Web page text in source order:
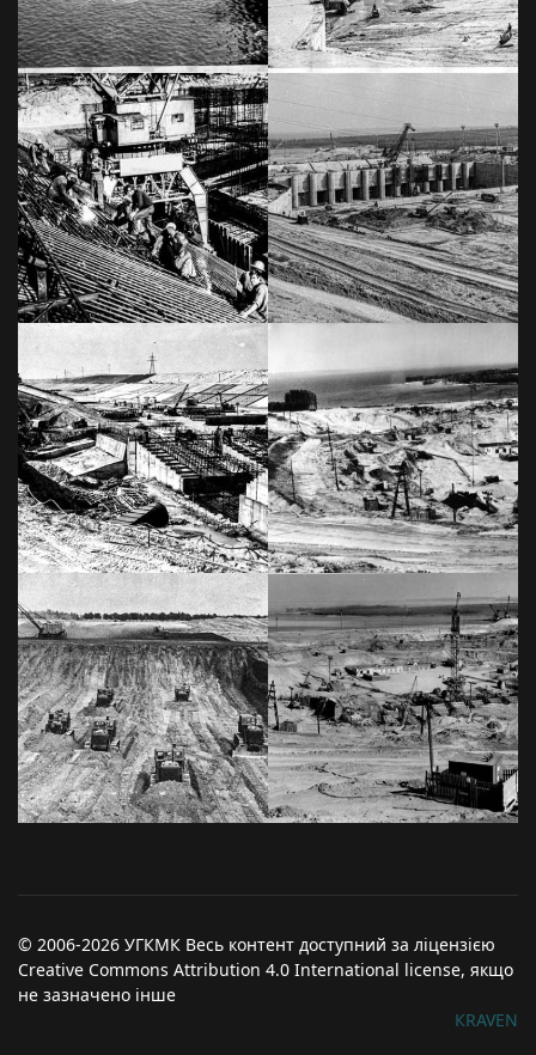
© 2006-2026 УГКМК Весь контент доступний за ліцензією
Creative Commons Attribution 4.0 International license, якщо
не зазначено інше
КRAVEN